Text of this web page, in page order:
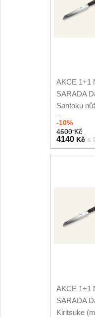
AKCE 1+1
SARADA
Santoku
Damascus
-10%
4600 Kč
4140 Kč s
AKCE 1+1
SARADA
Kiritsuke